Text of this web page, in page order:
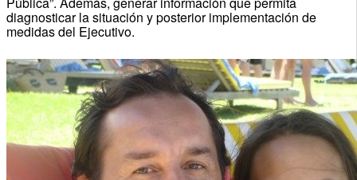
diagnosticar la situación y posterior implementación de
medidas del Ejecutivo.